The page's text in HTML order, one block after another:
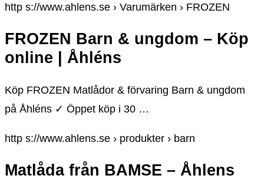
http s://www.ahlens.se › Varumärken › FROZEN
FROZEN Barn & ungdom – Köp
online | Åhléns
Köp FROZEN Matlådor & förvaring Barn & ungdom
på Åhléns ✓ Öppet köp i 30 …
http s://www.ahlens.se › produkter › barn
Matlåda från BAMSE – Åhlens